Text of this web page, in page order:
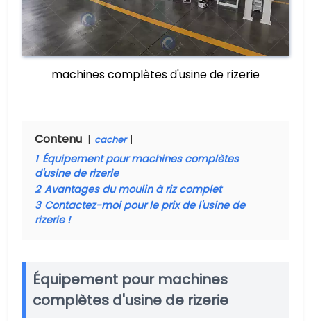
machines complètes d'usine de rizerie
Contenu cacher
1 Équipement pour machines complètes
d'usine de rizerie
2 Avantages du moulin à riz complet
3 Contactez-moi pour le prix de l'usine de
rizerie !
Équipement pour machines
complètes d'usine de rizerie